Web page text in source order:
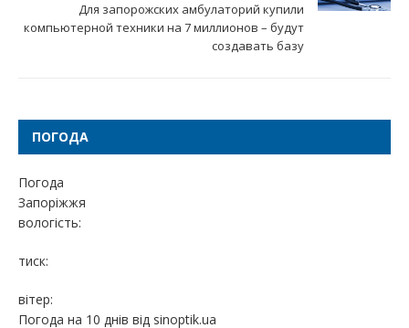
Для запорожских амбулаторий купили
компьютерной техники на 7 миллионов – будут
создавать базу
ПОГОДА
Погода
Запоріжжя
вологість:
тиск:
вітер:
Погода на 10 днів від sinoptik.ua